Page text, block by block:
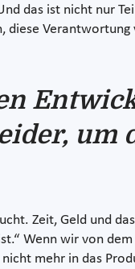
das ist nicht nur
Verantwortung
um
Zeit, Geld und
Wenn wir von
mehr in das